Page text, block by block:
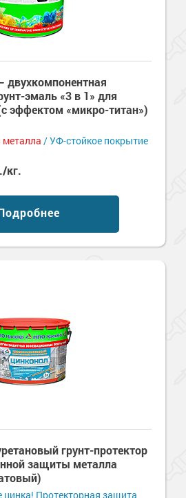
двухкомпонентная
эмаль «3 в 1» для
эффектом «микро-титан»)
/ УФ-стойкое покрытие
кг.
грунт-протектор
защиты металла
Протекторная защита